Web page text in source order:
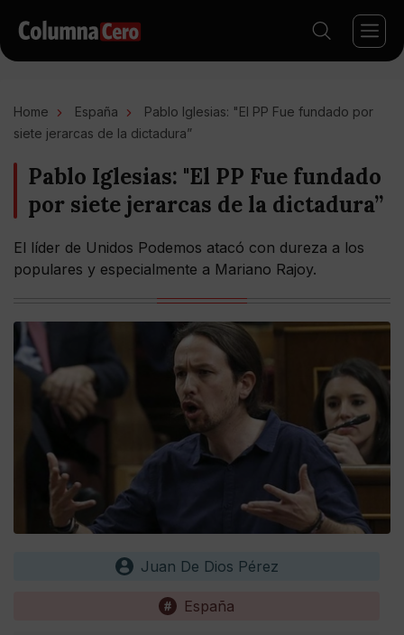
Home España
Pablo Iglesias: "El PP Fue fundado por
siete jerarcas de la dictadura”
Pablo Iglesias: "El PP Fue fundado
por siete jerarcas de la dictadura”
El líder de Unidos Podemos atacó con dureza a los
populares y especialmente a Mariano Rajoy.
Juan De Dios Pérez
España